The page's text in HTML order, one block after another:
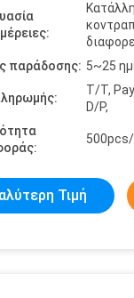
παράδοσης: 5~25
T/T,
D/P,
Τιμή